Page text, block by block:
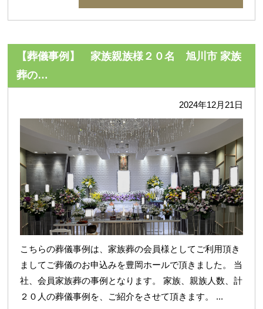
【葬儀事例】 家族親族様２０名 旭川市 家族
葬の…
2024年12月21日
こちらの葬儀事例は、家族葬の会員様としてご利用頂き
ましてご葬儀のお申込みを豊岡ホールで頂きました。 当
社、会員家族葬の事例となります。 家族、親族人数、計
２０人の葬儀事例を、ご紹介をさせて頂きます。 ...